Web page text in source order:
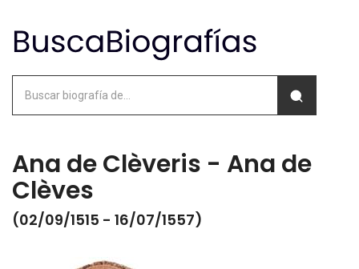
Ana de Clèveris - Ana de
Clèves
(02/09/1515 - 16/07/1557)